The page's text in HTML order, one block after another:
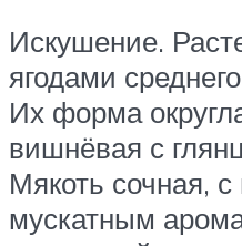
Искушение.
ягодами
Их форма
вишнёвая с
Мякоть сочная,
мускатным